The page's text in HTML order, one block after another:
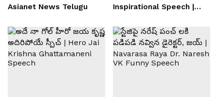
Asianet News Telugu
Inspirational Speech |